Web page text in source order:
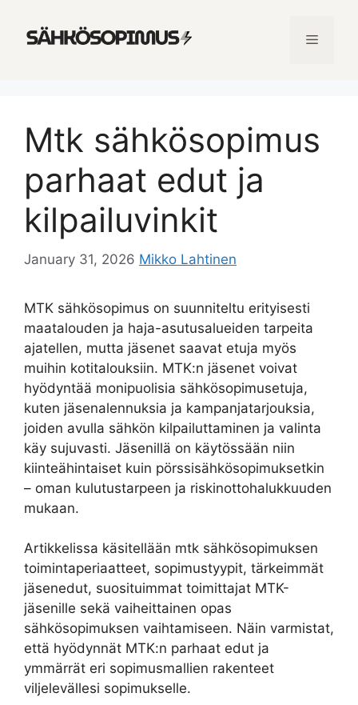
content
Menu
Mtk sähkösopimus
parhaat edut ja
kilpailuvinkit
January 31, 2026 Mikko Lahtinen
MTK sähkösopimus on suunniteltu erityisesti
maatalouden ja haja-asutusalueiden tarpeita
ajatellen, mutta jäsenet saavat etuja myös
muihin kotitalouksiin. MTK:n jäsenet voivat
hyödyntää monipuolisia sähkösopimusetuja,
kuten jäsenalennuksia ja kampanjatarjouksia,
joiden avulla sähkön kilpailuttaminen ja valinta
käy sujuvasti. Jäsenillä on käytössään niin
kiinteähintaiset kuin pörssisähkösopimuksetkin
– oman kulutustarpeen ja riskinottohalukkuuden
mukaan.
Artikkelissa käsitellään mtk sähkösopimuksen
toimintaperiaatteet, sopimustyypit, tärkeimmät
jäsenedut, suosituimmat toimittajat MTK-
jäsenille sekä vaiheittainen opas
sähkösopimuksen vaihtamiseen. Näin varmistat,
että hyödynnät MTK:n parhaat edut ja
ymmärrät eri sopimusmallien rakenteet
viljelevällesi sopimukselle.